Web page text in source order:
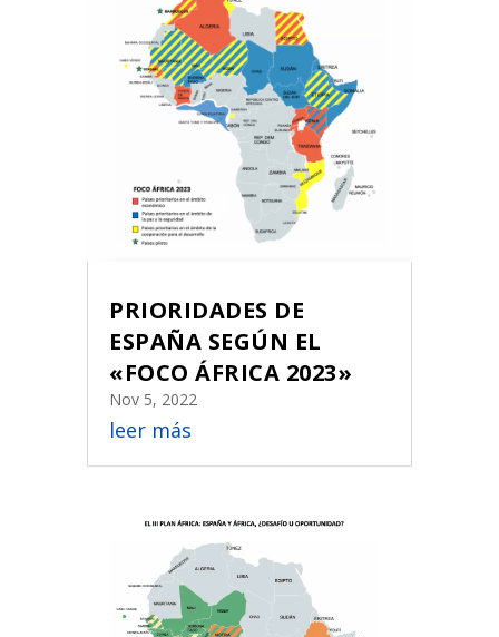
PRIORIDADES DE
ESPAÑA SEGÚN EL
«FOCO ÁFRICA 2023»
Nov 5, 2022
leer más